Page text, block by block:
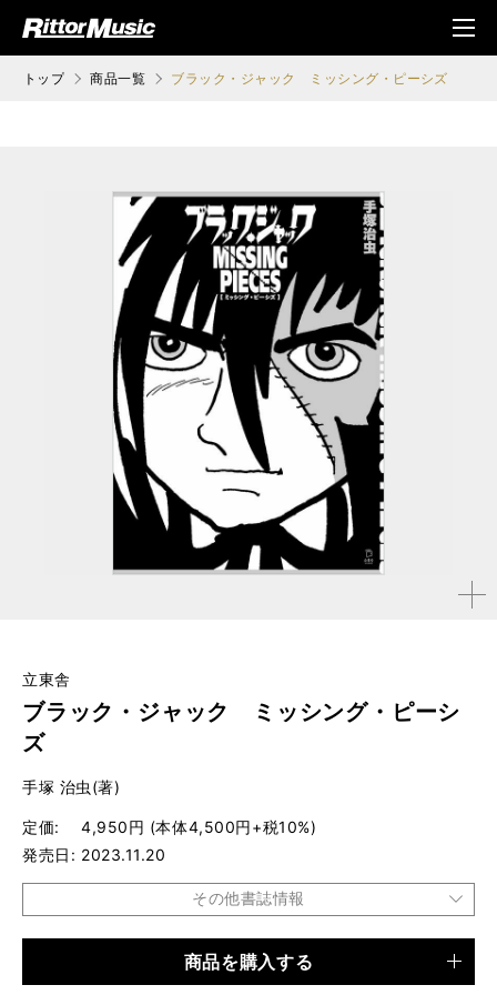
ジック (Rittor Musi
メニ
ュ
トップ 商品一覧 ブラック・ジャック ミッシング・ピーシズ
拡大す
立東舎
ブラック・ジャック ミッシング・ピーシ
ズ
手塚 治虫(著)
定価
4,950円 (本体4,500円+税10%)
発売日
2023.11.20
その他書誌情報
商品を購入する